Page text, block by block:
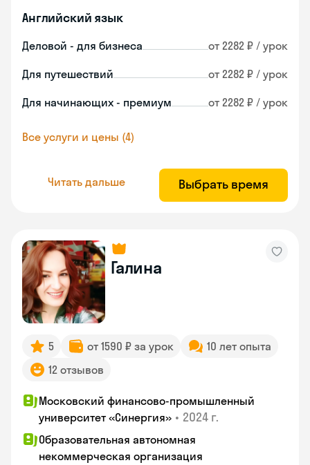
Английский язык
Деловой - для бизнеса от 2282 ₽ / урок
Для путешествий от 2282 ₽ / урок
Для начинающих - премиум от 2282 ₽ / урок
Все услуги и цены (4)
Читать дальше Выбрать время
Галина
5 от 1590 ₽ за урок
10 лет опыта
12 отзывов
Московский финансово-промышленный
университет «Синергия» • 2024 г.
Образовательная автономная
некоммерческая организация